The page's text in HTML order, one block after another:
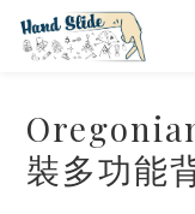
裝多功能